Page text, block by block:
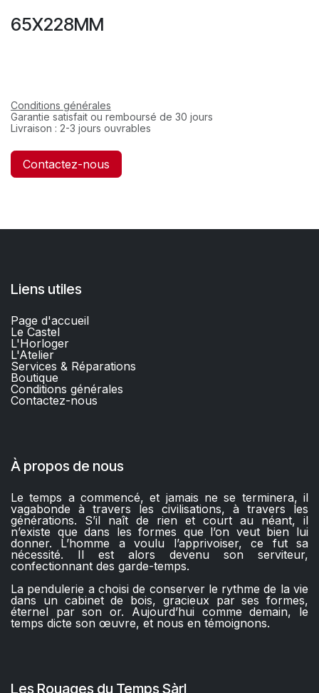
65X228MM
Conditions générales
Garantie satisfait ou remboursé de 30 jours
Livraison : 2-3 jours ouvrables
Contactez-nous
Liens utiles
Page d'accueil
Le Castel
L'Horloger
L'Atelier
Services & Réparations
Boutique
Conditions générales
Contactez-nous​
À propos de nous
Le temps a commencé, et jamais ne se terminera, il
vagabonde à travers les civilisations, à travers les
générations. S’il naît de rien et court au néant, il
n’existe que dans les formes que l’on veut bien lui
donner. L’homme a voulu l’apprivoiser, ce fut sa
nécessité. Il est alors devenu son serviteur,
confectionnant des garde-temps.
La pendulerie a choisi de conserver le rythme de la vie
dans un cabinet de bois, gracieux par ses formes,
éternel par son or. Aujourd’hui comme demain, le
temps dicte son œuvre, et nous en témoignons.
Les Rouages du Temps Sàrl